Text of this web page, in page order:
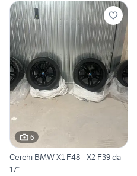
6
Cerchi BMW X1 F48 - X2 F39 da
17”